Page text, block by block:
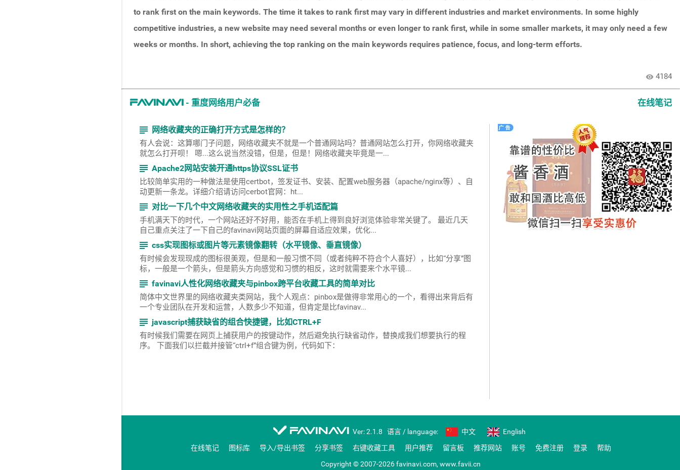
to rank first on the main keywords. The time it takes to rank first may vary in different industries and market environments. In some highly
competitive industries, a new website may need several months or even longer to rank first, while in some smaller markets, it may only need a few
weeks or months. In short, achieving the top ranking on the main keywords requires patience, focus, and long-term efforts.
visibility 4184
favinavi - 重度网络用户必备 在线笔记
subject 网络收藏夹的正确打开方式是怎样的？
有人会说：这算哪门子问题，网络收藏夹不就是一个普通网站吗？普通网站怎么打开，你网络收藏夹
就怎么打开呗！ 嗯...这么说当然没错，但是，但是！网络收藏夹毕竟是一...
subject Apache2网站安装开通https协议SSL证书
比较简单实用的一种做法是使用certbot，签发证书、安装、配置web服务器（apache/nginx等）、自
动更新一条龙。详细介绍请访问cerbot官网：ht...
subject 对比一下几个中文网络收藏夹的实用性之手机适配篇
手机满天下的时代，一个网站还好不好用，能否在手机上得到良好浏览体验非常关键了。 最近几天
自己重点关注了一下自己的favinavi网站页面的屏幕自适应效果，优化...
subject css实现图标或图片等元素镜像翻转（水平镜像、垂直镜像）
有时候会发现现成的图标很美观，但是和一般习惯不同（或者纯粹不符合个人喜好），比如“分享”图
标，一般是一个箭头，但是箭头方向感觉和习惯的相反，这时就需要来个水平镜...
subject favinavi人性化网络收藏夹与pinbox跨平台收藏工具的简单对比
简体中文世界里的网络收藏夹类网站，我个人观点：pinbox是做得非常用心的一个，看得出来背后有
一个专业团队在开发和运营，人数多少不知道，但肯定是比favinav...
subject javascript捕获缺省的组合快捷键，比如CTRL+F
有时候我们需要在网页上捕获用户的按键动作，然后避免执行缺省动作，替换成我们想要执行的程
序。 下面我们以拦截并接管“ctrl+f”组合键为例，代码如下：
favinavi Ver: 2.1.8 语言 / language: 中文
English
在线笔记
图标库 导入/导出书签 分享书签 右键收藏工具 用户推荐 留言板 推荐网站 账号 免费注册 登录
帮助
Copyright © 2007-2026 favinavi.com, www.favii.cn